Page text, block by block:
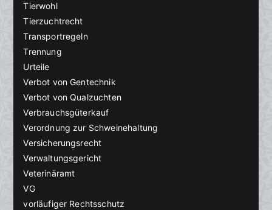
Tierwohl
Tierzuchtrecht
Transportregeln
Trennung
Urteile
Verbot von Gentechnik
Verbot von Qualzuchten
Verbrauchsgüterkauf
Verordnung zur Schweinehaltung
Versicherungsrecht
Verwaltungsgericht
Veterinäramt
VG
vorläufiger Rechtsschutz